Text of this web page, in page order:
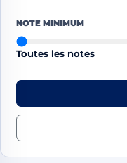
NOTE MINIMUM
Toutes les notes